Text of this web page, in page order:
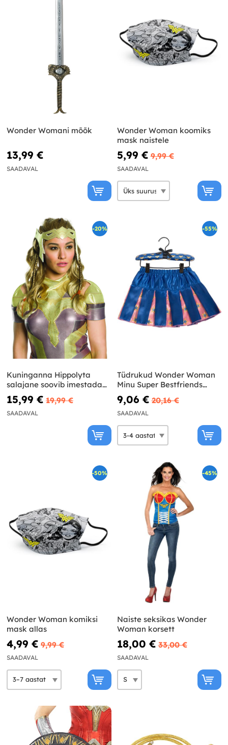
Wonder Womani mõõk
13,99 €
SAADAVAL
Wonder Woman koomiks
mask naistele
5,99 € 9,99 €
SAADAVAL
-20%
Kuninganna Hippolyta
salajane soovib imestada
naise parukas
15,99 € 19,99 €
SAADAVAL
-55%
Tüdrukud Wonder Woman
Minu Super Bestfriends
seelik
9,06 € 20,16 €
SAADAVAL
-50%
Wonder Woman komiksi
mask allas
4,99 € 9,99 €
SAADAVAL
-45%
Naiste seksikas Wonder
Woman korsett
18,00 € 33,00 €
SAADAVAL